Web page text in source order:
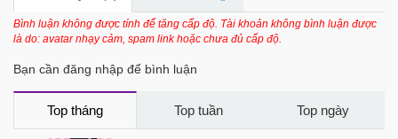
Bình luận không được tính để tăng cấp độ. Tài khoản không bình luận được
là do: avatar nhạy cảm, spam link hoặc chưa đủ cấp độ.
Bạn cần đăng nhập để bình luận
Top tháng Top tuần Top ngày